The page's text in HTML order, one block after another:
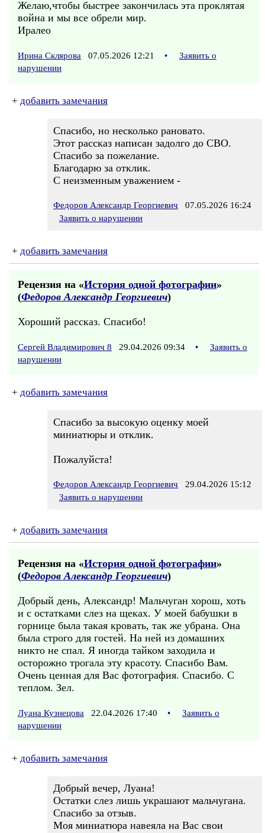
Желаю,чтобы быстрее закончилась эта проклятая
война и мы все обрели мир.
Иралео
Ирина Склярова 07.05.2026 12:21 •
Заявить о
нарушении
+ добавить замечания
Спасибо, но несколько рановато.
Этот рассказ написан задолго до СВО.
Спасибо за пожелание.
Благодарю за отклик.
С неизменным уважением -
Федоров Александр Георгиевич 07.05.2026 16:24
Заявить о нарушении
+ добавить замечания
Рецензия на «История одной фотографии»
(Федоров Александр Георгиевич)
Хороший рассказ. Спасибо!
Сергей Владимирович 8 29.04.2026 09:34 •
Заявить о
нарушении
+ добавить замечания
Спасибо за высокую оценку моей
миниатюры и отклик.
Пожалуйста!
Федоров Александр Георгиевич 29.04.2026 15:12
Заявить о нарушении
+ добавить замечания
Рецензия на «История одной фотографии»
(Федоров Александр Георгиевич)
Добрый день, Александр! Мальчуган хорош, хоть
и с остатками слез на щеках. У моей бабушки в
горнице была такая кровать, так же убрана. Она
была строго для гостей. На ней из домашних
никто не спал. Я иногда тайком заходила и
осторожно трогала эту красоту. Спасибо Вам.
Очень ценная для Вас фотография. Спасибо. С
теплом. Зел.
Луана Кузнецова 22.04.2026 17:40 •
Заявить о
нарушении
+ добавить замечания
Добрый вечер, Луана!
Остатки слез лишь украшают мальчугана.
Спасибо за отзыв.
Моя миниатюра навеяла на Вас свои